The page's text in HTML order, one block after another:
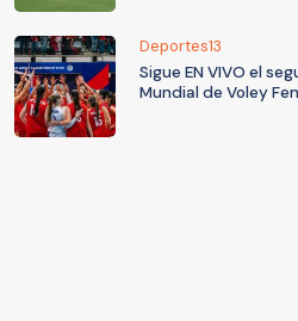
Deportes13
Sigue EN VIVO el
Mundial de Voley